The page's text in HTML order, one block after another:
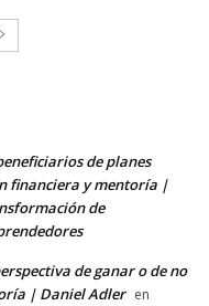
de planes
financiera y mentoría |
de
de ganar o de no
| Daniel Adler en